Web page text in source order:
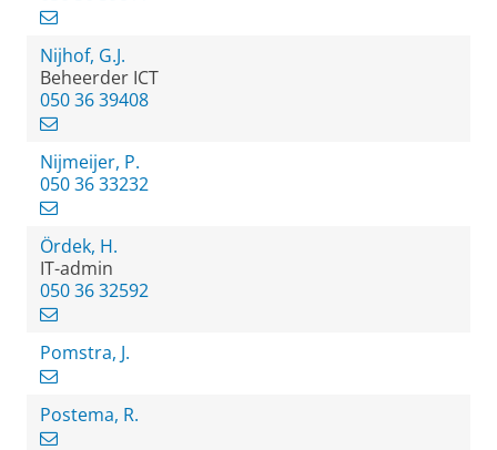
Nijhof, G.J.
Beheerder ICT
050 36 39408
Nijmeijer, P.
050 36 33232
Ördek, H.
IT-admin
050 36 32592
Pomstra, J.
Postema, R.